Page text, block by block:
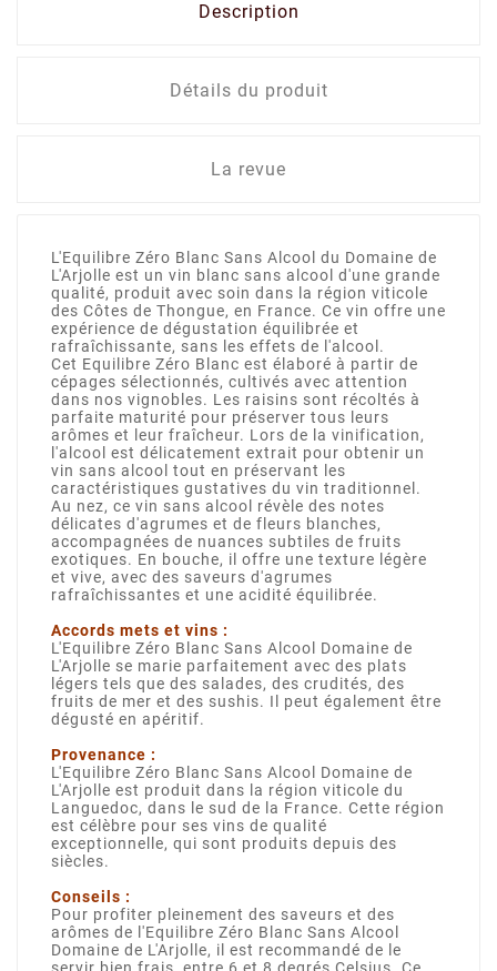
Description
Détails du produit
La revue
L'Equilibre Zéro Blanc Sans Alcool du Domaine de
L'Arjolle est un vin blanc sans alcool d'une grande
qualité, produit avec soin dans la région viticole
des Côtes de Thongue, en France. Ce vin offre une
expérience de dégustation équilibrée et
rafraîchissante, sans les effets de l'alcool.
Cet Equilibre Zéro Blanc est élaboré à partir de
cépages sélectionnés, cultivés avec attention
dans nos vignobles. Les raisins sont récoltés à
parfaite maturité pour préserver tous leurs
arômes et leur fraîcheur. Lors de la vinification,
l'alcool est délicatement extrait pour obtenir un
vin sans alcool tout en préservant les
caractéristiques gustatives du vin traditionnel.
Au nez, ce vin sans alcool révèle des notes
délicates d'agrumes et de fleurs blanches,
accompagnées de nuances subtiles de fruits
exotiques. En bouche, il offre une texture légère
et vive, avec des saveurs d'agrumes
rafraîchissantes et une acidité équilibrée.
Accords mets et vins :
L'Equilibre Zéro Blanc Sans Alcool Domaine de
L'Arjolle se marie parfaitement avec des plats
légers tels que des salades, des crudités, des
fruits de mer et des sushis. Il peut également être
dégusté en apéritif.
Provenance :
L'Equilibre Zéro Blanc Sans Alcool Domaine de
L'Arjolle est produit dans la région viticole du
Languedoc, dans le sud de la France. Cette région
est célèbre pour ses vins de qualité
exceptionnelle, qui sont produits depuis des
siècles.
Conseils :
Pour profiter pleinement des saveurs et des
arômes de l'Equilibre Zéro Blanc Sans Alcool
Domaine de L'Arjolle, il est recommandé de le